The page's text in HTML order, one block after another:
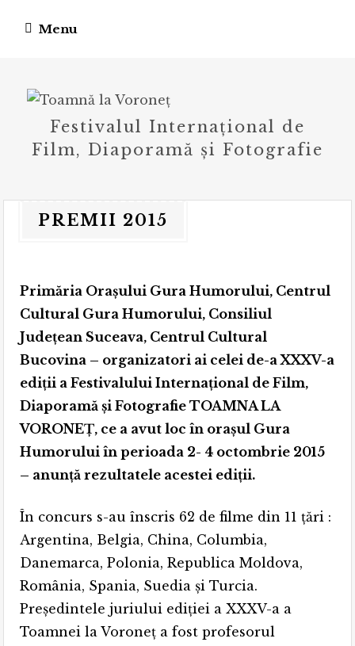
Menu
Festivalul Internațional de
Film, Diaporamă și Fotografie
PREMII 2015
Primăria Orașului Gura Humorului, Centrul
Cultural Gura Humorului, Consiliul
Județean Suceava, Centrul Cultural
Bucovina – organizatori ai celei de-a XXXV-a
ediții a Festivalului Internațional de Film,
Diaporamă și Fotografie TOAMNA LA
VORONEȚ, ce a avut loc în orașul Gura
Humorului în perioada 2- 4 octombrie 2015
– anunță rezultatele acestei ediții.
În concurs s-au înscris 62 de filme din 11 țări :
Argentina, Belgia, China, Columbia,
Danemarca, Polonia, Republica Moldova,
România, Spania, Suedia și Turcia.
Președintele juriului ediției a XXXV-a a
Toamnei la Voroneț a fost profesorul